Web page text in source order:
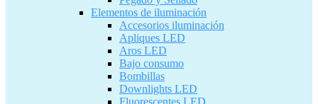
Elementos de iluminación
Accesorios iluminación
Apliques LED
Aros LED
Bajo consumo
Bombillas
Downlights LED
Fluorescentes LED